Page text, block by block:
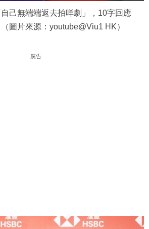
己無端端返去拍咩劇」，10字回應
圖片來源：youtube@Viu1 HK）
廣告